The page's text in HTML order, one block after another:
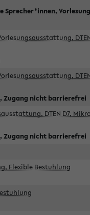
Zugang nicht barrierefrei
DTEN D7,
Zugang nicht barrierefrei
Flexible Bestuhlung